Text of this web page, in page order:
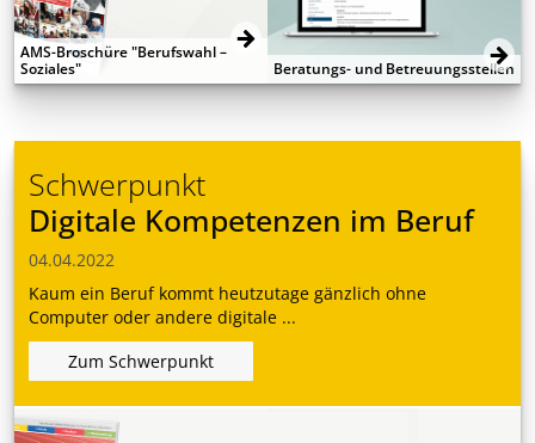
AMS-Broschüre "Berufswahl –
Soziales"
Beratungs- und Betreuungsstellen
Schwerpunkt
Digitale Kompetenzen im Beruf
04.04.2022
Kaum ein Beruf kommt heutzutage gänzlich ohne
Computer oder andere digitale ...
Zum Schwerpunkt